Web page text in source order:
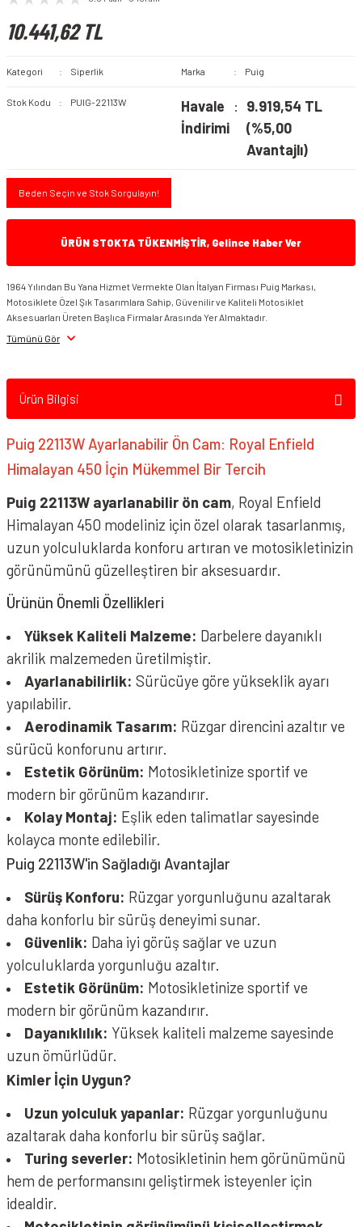
10.441,62 TL
Kategori Siperlik Marka Puig
Stok Kodu PUIG-22113W
Havale
İndirimi
9.919,54 TL
(%5,00
Avantajlı)
Beden Seçin ve Stok Sorgulayın!
ÜRÜN STOKTA TÜKENMİŞTİR, Gelince Haber Ver
1964 Yılından Bu Yana Hizmet Vermekte Olan İtalyan Firması Puig Markası,
Motosiklete Özel Şık Tasarımlara Sahip, Güvenilir ve Kaliteli Motosiklet
Aksesuarları Üreten Başlıca Firmalar Arasında Yer Almaktadır.
Tümünü Gör
Ürün Bilgisi
Puig 22113W Ayarlanabilir Ön Cam: Royal Enfield
Himalayan 450 İçin Mükemmel Bir Tercih
Puig 22113W ayarlanabilir ön cam, Royal Enfield
Himalayan 450 modeliniz için özel olarak tasarlanmış,
uzun yolculuklarda konforu artıran ve motosikletinizin
görünümünü güzelleştiren bir aksesuardır.
Ürünün Önemli Özellikleri
Yüksek Kaliteli Malzeme: Darbelere dayanıklı
akrilik malzemeden üretilmiştir.
Ayarlanabilirlik: Sürücüye göre yükseklik ayarı
yapılabilir.
Aerodinamik Tasarım: Rüzgar direncini azaltır ve
sürücü konforunu artırır.
Estetik Görünüm: Motosikletinize sportif ve
modern bir görünüm kazandırır.
Kolay Montaj: Eşlik eden talimatlar sayesinde
kolayca monte edilebilir.
Puig 22113W'in Sağladığı Avantajlar
Sürüş Konforu: Rüzgar yorgunluğunu azaltarak
daha konforlu bir sürüş deneyimi sunar.
Güvenlik: Daha iyi görüş sağlar ve uzun
yolculuklarda yorgunluğu azaltır.
Estetik Görünüm: Motosikletinize sportif ve
modern bir görünüm kazandırır.
Dayanıklılık: Yüksek kaliteli malzeme sayesinde
uzun ömürlüdür.
Kimler İçin Uygun?
Uzun yolculuk yapanlar: Rüzgar yorgunluğunu
azaltarak daha konforlu bir sürüş sağlar.
Turing severler: Motosikletinin hem görünümünü
hem de performansını geliştirmek isteyenler için
idealdir.